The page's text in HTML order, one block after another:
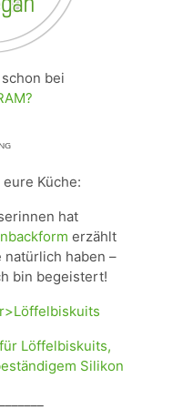
bei
Küche:
hat
erzählt
natürlich haben –
bin begeistert!
Löffelbiskuits,
Silikon